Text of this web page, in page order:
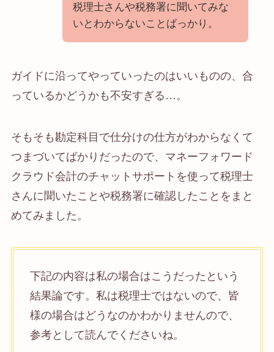
税理士さんや税務署に聞いてみな
いとわからないことばっかり。
ガイドに沿ってやっていったのはいいものの、合
っているかどうかも不安すぎる…。
そもそも勘定科目で仕分けの仕方がわからなくて
つまづいてばかりだったので、マネーフォワード
クラウド会計のチャットサポートを使って税理士
さんに聞いたことや税務署に確認したことをまと
めてみました。
下記の内容は私の場合はこうだったという
結果論です。私は税理士ではないので、皆
様の場合はどうなのかわかりませんので、
参考として読んでくださいね。